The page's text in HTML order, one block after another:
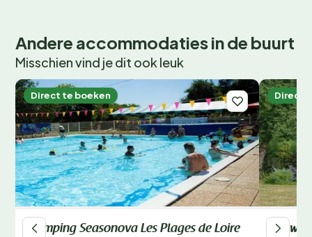
Boek jouw onvergetelijke vakantie
Wil jij wakker worden met het geluid van fluitende
vogels en de geur van verse broodjes? Boek nu jouw
plek bij Camping d'Angers - Lac de Maine en beleef
een onvergetelijke kampeervakantie! Wees er snel bij,
want populaire periodes zijn snel volgeboekt.
Andere accommodaties in de buurt
Misschien vind je dit ook leuk
Direct te boeken
Camping Seasonova Les Plages de Loire
Direct